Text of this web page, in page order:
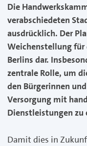
Die
verabschiedeten
ausdrücklich. Der
Weichenstellung
Berlins dar.
zentrale Rolle, um
den Bürgerinnen
Versorgung mit
Dienstleistungen zu
Damit dies in